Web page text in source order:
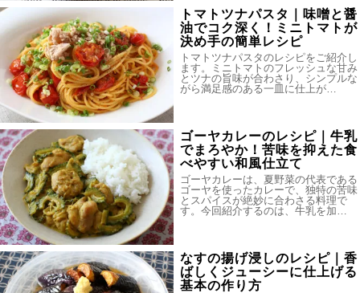
トマトツナパスタ｜味噌と醤
油でコク深く！ミニトマトが
決め手の簡単レシピ
トマトツナパスタのレシピをご紹介し
ます。ミニトマトのフレッシュな甘み
とツナの旨味が合わさり、シンプルな
がら満足感のある一皿に仕上が…
ゴーヤカレーのレシピ｜牛乳
でまろやか！苦味を抑えた食
べやすい和風仕立て
ゴーヤカレーは、夏野菜の代表である
ゴーヤを使ったカレーで、独特の苦味
とスパイスが絶妙に合わさる料理で
す。今回紹介するのは、牛乳を加…
なすの揚げ浸しのレシピ｜香
ばしくジューシーに仕上げる
基本の作り方